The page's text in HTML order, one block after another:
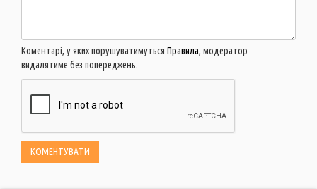
Коментарі, у яких порушуватимуться Правила, модератор
видалятиме без попереджень.